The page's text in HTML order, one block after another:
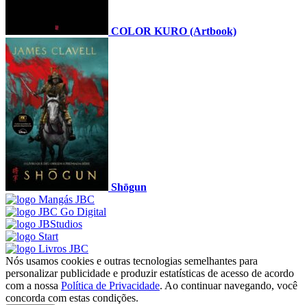
COLOR KURO (Artbook)
Shōgun
Nós usamos cookies e outras tecnologias semelhantes para
personalizar publicidade e produzir estatísticas de acesso de acordo
com a nossa Política de Privacidade. Ao continuar navegando, você
concorda com estas condições.